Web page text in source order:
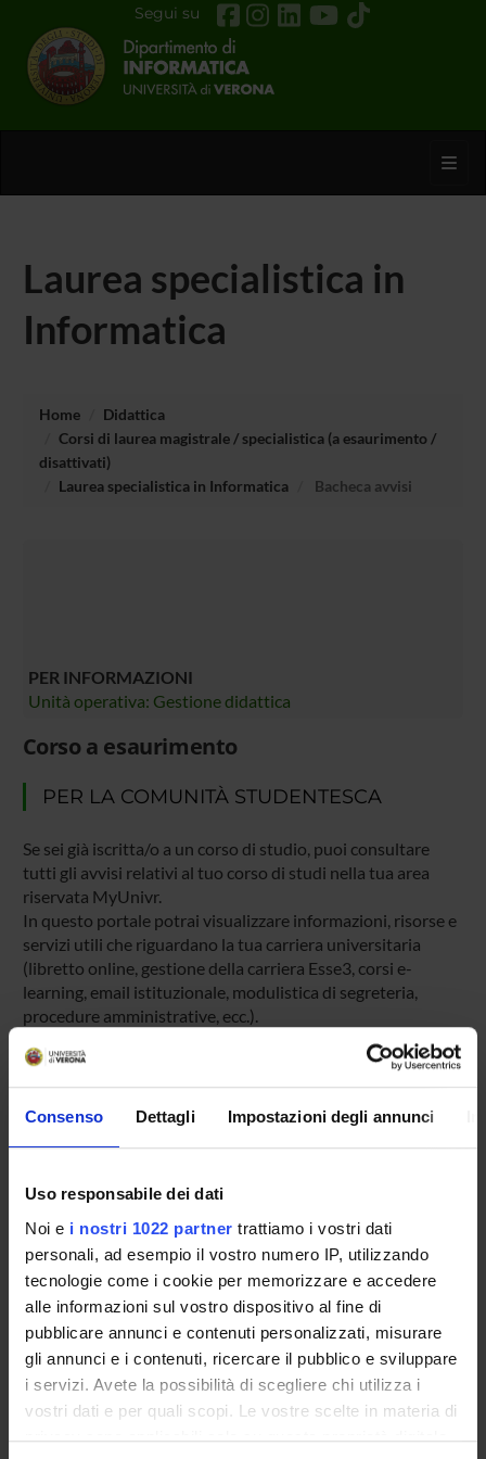
Consenso Dettagli Impostazioni degli annunci
Uso responsabile dei dati
Noi e i nostri 1022 partner trattiamo i vostri dati
personali, ad esempio il vostro numero IP, utilizzando
tecnologie come i cookie per memorizzare e accedere
alle informazioni sul vostro dispositivo al fine di
pubblicare annunci e contenuti personalizzati, misurare
gli annunci e i contenuti, ricercare il pubblico e sviluppare
i servizi. Avete la possibilità di scegliere chi utilizza i
vostri dati e per quali scopi. Le vostre scelte in materia di
privacy sono applicabili solo su questa proprietà digitale
Segui su
Laurea specialistica in
Informatica
Home
Didattica
Corsi di laurea magistrale / specialistica (a esaurimento /
disattivati)
Laurea specialistica in Informatica
Bacheca avvisi
PER INFORMAZIONI
Unità operativa: Gestione didattica
Corso a esaurimento
PER LA COMUNITÀ STUDENTESCA
Se sei già iscritta/o a un corso di studio, puoi consultare
tutti gli avvisi relativi al tuo corso di studi nella tua area
riservata MyUnivr.
In questo portale potrai visualizzare informazioni, risorse e
servizi utili che riguardano la tua carriera universitaria
(libretto online, gestione della carriera Esse3, corsi e-
learning, email istituzionale, modulistica di segreteria,
procedure amministrative, ecc.).
Entra in MyUnivr con le tue credenziali GIA: solo così
potrai ricevere notifica di tutti gli avvisi dei tuoi docenti e
della tua segreteria via mail e anche tramite l'app Univr.
MYUNIVR
Insegnamenti
Calendario didattico
Piani didattici e Guide dello studente
Orario lezioni
Calendario esami
Bacheca avvisi
Proposte tesi e stage
Organi collegiali e di governo